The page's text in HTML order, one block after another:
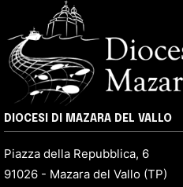
DIOCESI DI MAZARA DEL VALLO
Piazza della Repubblica, 6
91026 - Mazara del Vallo (TP)